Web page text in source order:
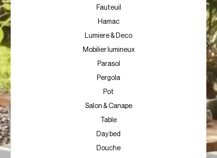
Fauteuil
Hamac
Lumiere & Deco
Mobilier lumineux
Parasol
Pergola
Pot
Salon & Canape
Table
Day bed
Douche